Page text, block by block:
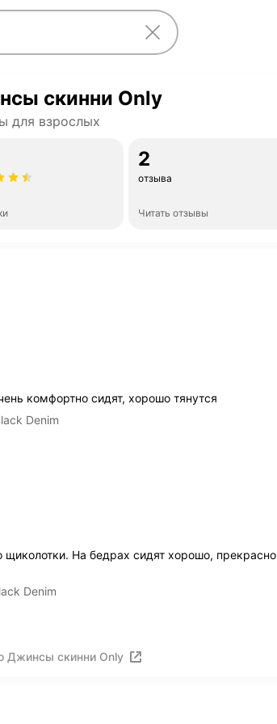
скинни Only
для взрослых
2
отзыва
Читать отзывы
комфортно сидят, хорошо тянутся
Denim
щиколотки. На бедрах сидят хорошо, прекрасно
Denim
Джинсы скинни Only